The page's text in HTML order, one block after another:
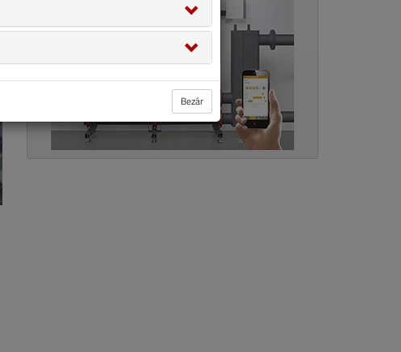
Bezár